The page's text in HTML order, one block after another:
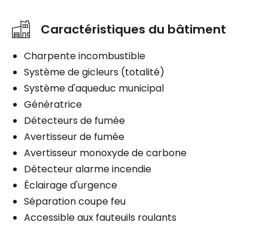
Caractéristiques du bâtiment
Charpente incombustible
Système de gicleurs (totalité)
Système d'aqueduc municipal
Génératrice
Détecteurs de fumée
Avertisseur de fumée
Avertisseur monoxyde de carbone
Détecteur alarme incendie
Éclairage d'urgence
Séparation coupe feu
Accessible aux fauteuils roulants